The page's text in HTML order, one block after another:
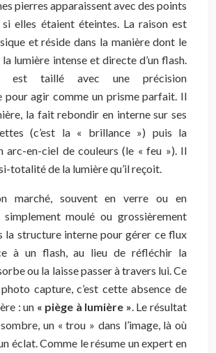
pierres apparaissent avec des points
elles étaient éteintes. La raison est
et réside dans la manière dont le
lumière intense et directe d’un flash.
est taillé avec une précision
pour agir comme un prisme parfait. Il
la fait rebondir en interne sur ses
(c’est la « brillance ») puis la
arc-en-ciel de couleurs (le « feu »). Il
totalité de la lumière qu’il reçoit.
marché, souvent en verre ou en
moulé ou grossièrement
la structure interne pour gérer ce flux
à un flash, au lieu de réfléchir la
ou la laisse passer à travers lui. Ce
photo capture, c’est cette absence de
: un « piège à lumière ». Le résultat
un « trou » dans l’image, là où
éclat. Comme le résume un expert en